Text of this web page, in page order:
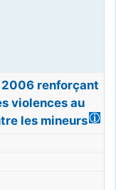
2006 renforçant
violences au
les mineurs